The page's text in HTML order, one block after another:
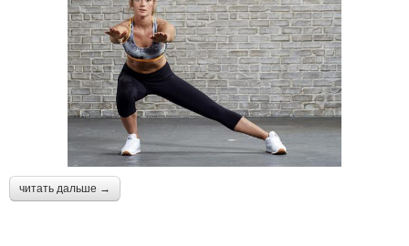
читать дальше →